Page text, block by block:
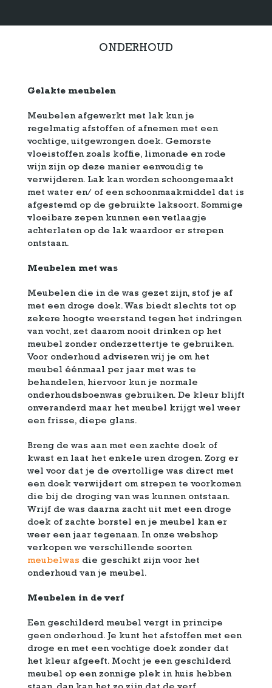
ONDERHOUD
Gelakte meubelen
Meubelen afgewerkt met lak kun je
regelmatig afstoffen of afnemen met een
vochtige, uitgewrongen doek. Gemorste
vloeistoffen zoals koffie, limonade en rode
wijn zijn op deze manier eenvoudig te
verwijderen. Lak kan worden schoongemaakt
met water en/ of een schoonmaakmiddel dat is
afgestemd op de gebruikte laksoort. Sommige
vloeibare zepen kunnen een vetlaagje
achterlaten op de lak waardoor er strepen
ontstaan.
Meubelen met was
Meubelen die in de was gezet zijn, stof je af
met een droge doek. Was biedt slechts tot op
zekere hoogte weerstand tegen het indringen
van vocht, zet daarom nooit drinken op het
meubel zonder onderzettertje te gebruiken.
Voor onderhoud adviseren wij je om het
meubel éénmaal per jaar met was te
behandelen, hiervoor kun je normale
onderhoudsboenwas gebruiken. De kleur blijft
onveranderd maar het meubel krijgt wel weer
een frisse, diepe glans.
Breng de was aan met een zachte doek of
kwast en laat het enkele uren drogen. Zorg er
wel voor dat je de overtollige was direct met
een doek verwijdert om strepen te voorkomen
die bij de droging van was kunnen ontstaan.
Wrijf de was daarna zacht uit met een droge
doek of zachte borstel en je meubel kan er
weer een jaar tegenaan. In onze webshop
verkopen we verschillende soorten
meubelwas die geschikt zijn voor het
onderhoud van je meubel.
Meubelen in de verf
Een geschilderd meubel vergt in principe
geen onderhoud. Je kunt het afstoffen met een
droge en met een vochtige doek zonder dat
het kleur afgeeft. Mocht je een geschilderd
meubel op een zonnige plek in huis hebben